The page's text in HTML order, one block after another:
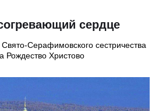
сердце
Серафимовского сестричества
Рождество Христово